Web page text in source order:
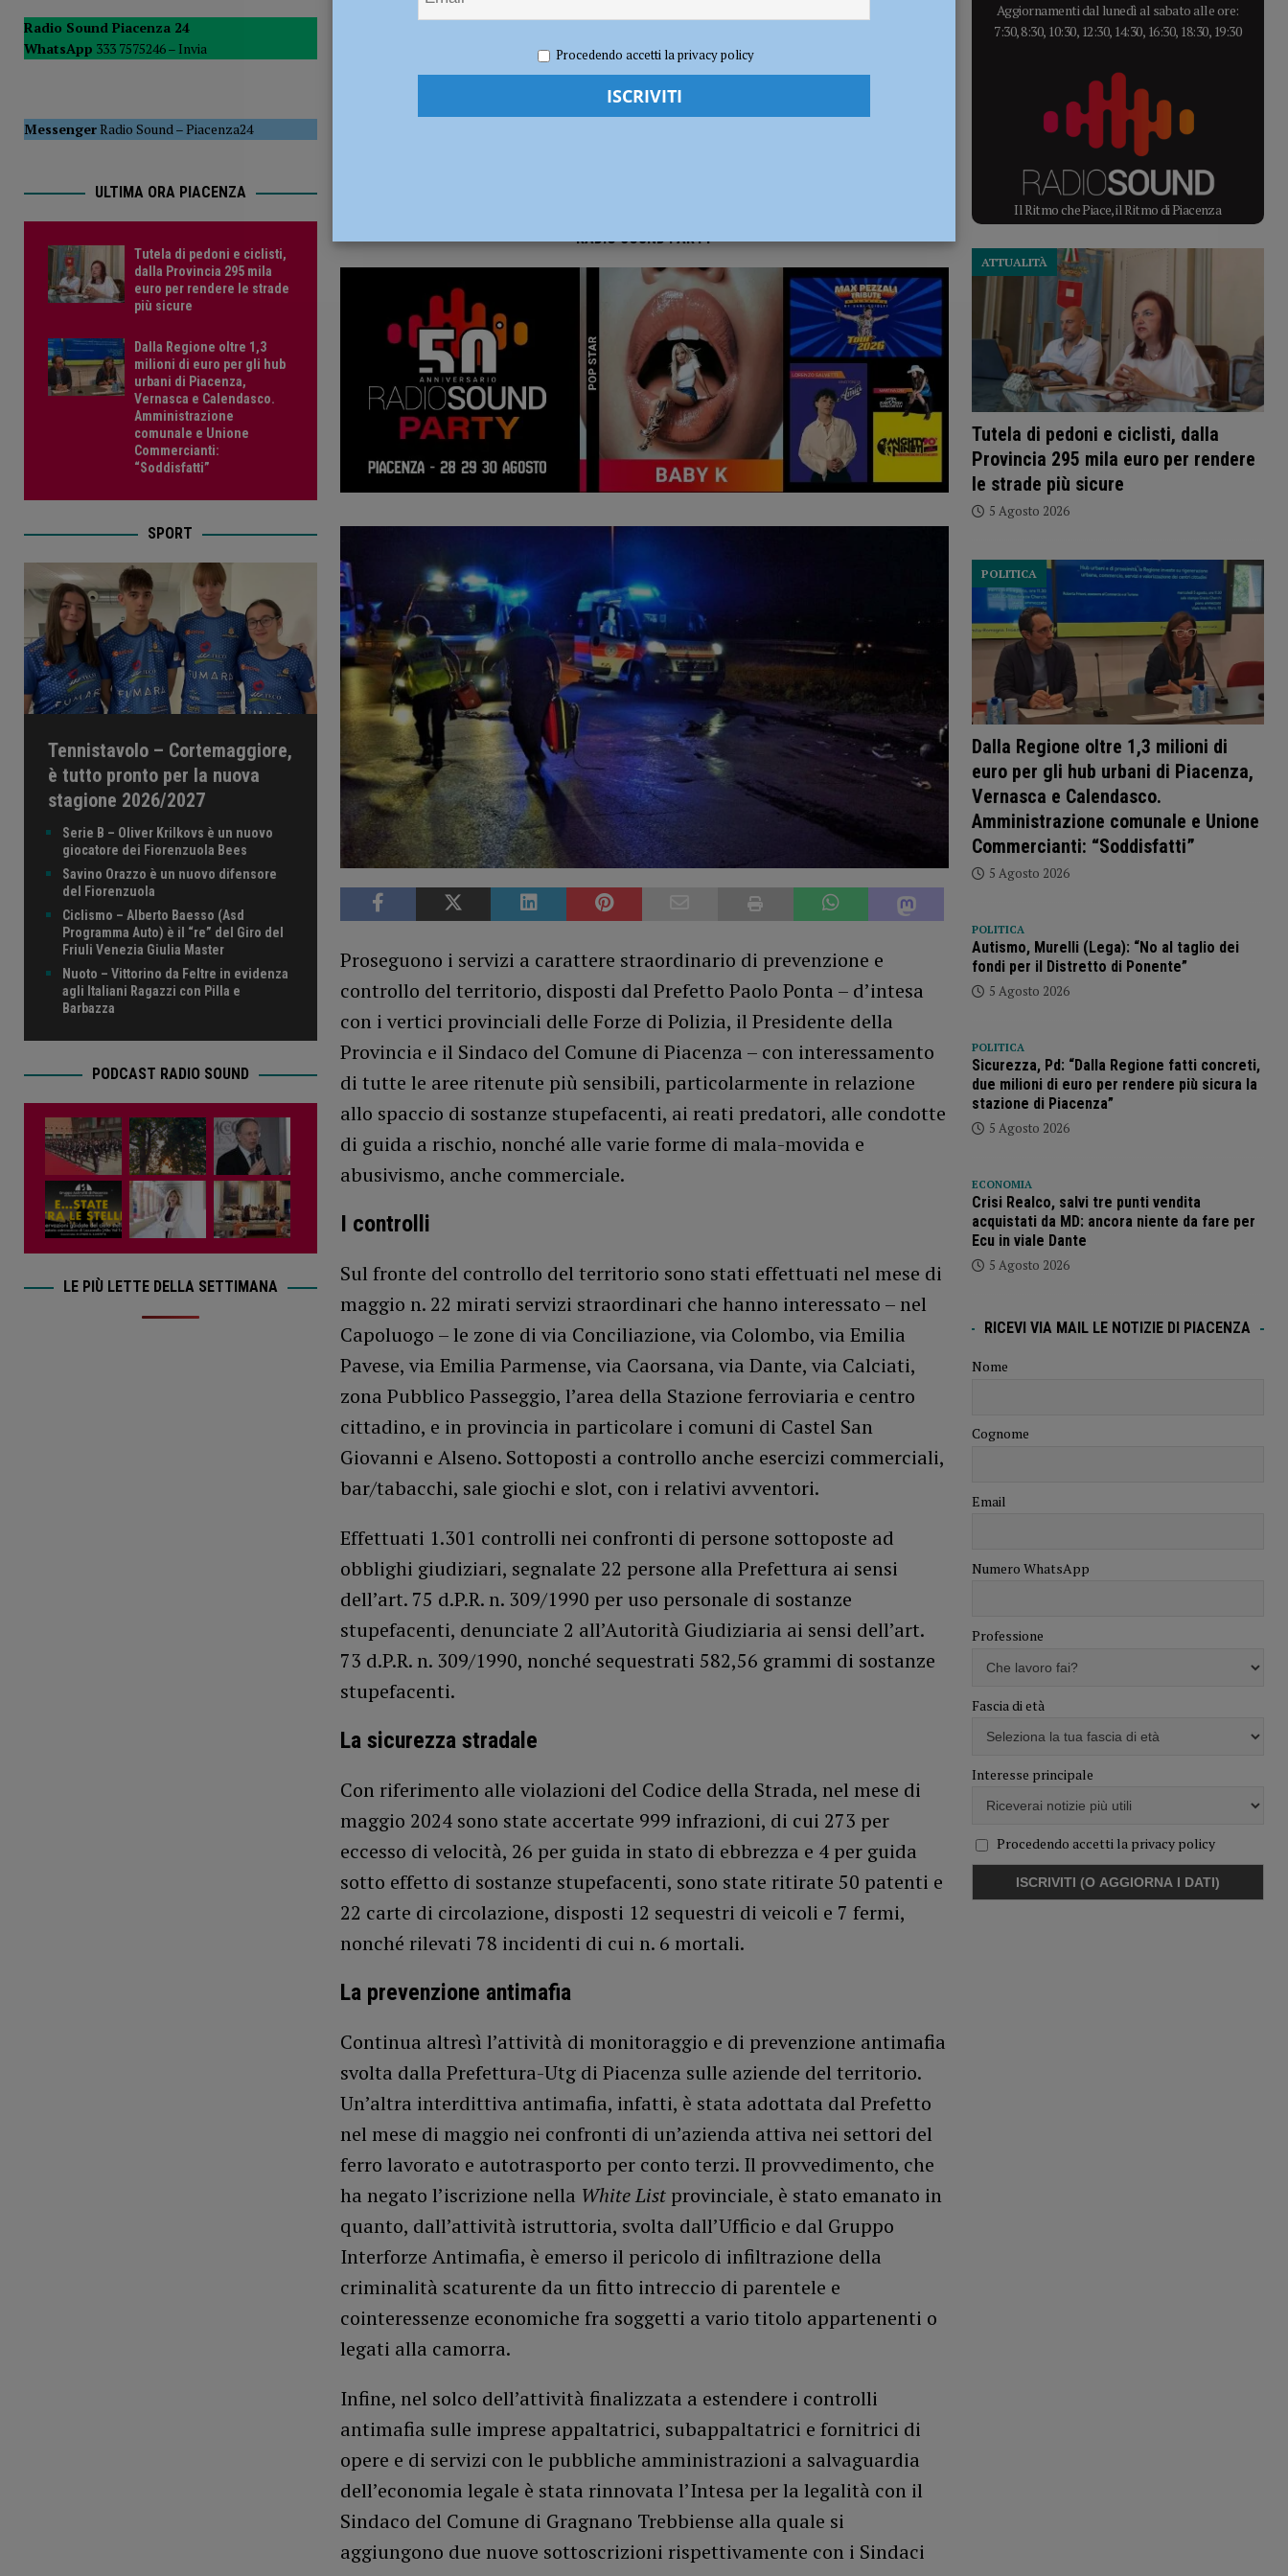
POLITICA
[ 5 Agosto 2026 ] Caldo estremo e asili nido, Tagliaferri (FdI): “Verificare subito la situazione nella provincia di Piacenza”
RADIO SOUND PARTY
Proseguono i servizi a carattere straordinario di prevenzione e
controllo del territorio, disposti dal Prefetto Paolo Ponta – d’intesa
con i vertici provinciali delle Forze di Polizia, il Presidente della
Provincia e il Sindaco del Comune di Piacenza – con interessamento
di tutte le aree ritenute più sensibili, particolarmente in relazione
allo spaccio di sostanze stupefacenti, ai reati predatori, alle condotte
di guida a rischio, nonché alle varie forme di mala-movida e
abusivismo, anche commerciale.
I controlli
Sul fronte del controllo del territorio sono stati effettuati nel mese di
maggio n. 22 mirati servizi straordinari che hanno interessato – nel
Capoluogo – le zone di via Conciliazione, via Colombo, via Emilia
Pavese, via Emilia Parmense, via Caorsana, via Dante, via Calciati,
zona Pubblico Passeggio, l’area della Stazione ferroviaria e centro
cittadino, e in provincia in particolare i comuni di Castel San
Giovanni e Alseno. Sottoposti a controllo anche esercizi commerciali,
bar/tabacchi, sale giochi e slot, con i relativi avventori.
Effettuati 1.301 controlli nei confronti di persone sottoposte ad
obblighi giudiziari, segnalate 22 persone alla Prefettura ai sensi
dell’art. 75 d.P.R. n. 309/1990 per uso personale di sostanze
stupefacenti, denunciate 2 all’Autorità Giudiziaria ai sensi dell’art.
73 d.P.R. n. 309/1990, nonché sequestrati 582,56 grammi di sostanze
stupefacenti.
La sicurezza stradale
Con riferimento alle violazioni del Codice della Strada, nel mese di
maggio 2024 sono state accertate 999 infrazioni, di cui 273 per
eccesso di velocità, 26 per guida in stato di ebbrezza e 4 per guida
sotto effetto di sostanze stupefacenti, sono state ritirate 50 patenti e
22 carte di circolazione, disposti 12 sequestri di veicoli e 7 fermi,
nonché rilevati 78 incidenti di cui n. 6 mortali.
La prevenzione antimafia
Continua altresì l’attività di monitoraggio e di prevenzione antimafia
svolta dalla Prefettura-Utg di Piacenza sulle aziende del territorio.
Un’altra interdittiva antimafia, infatti, è stata adottata dal Prefetto
nel mese di maggio nei confronti di un’azienda attiva nei settori del
ferro lavorato e autotrasporto per conto terzi. Il provvedimento, che
ha negato l’iscrizione nella White Listprovinciale, è stato emanato in
quanto, dall’attività istruttoria, svolta dall’Ufficio e dal Gruppo
Interforze Antimafia, è emerso il pericolo di infiltrazione della
criminalità scaturente da un fitto intreccio di parentele e
cointeressenze economiche fra soggetti a vario titolo appartenenti o
legati alla camorra.
Infine, nel solco dell’attività finalizzata a estendere i controlli
antimafia sulle imprese appaltatrici, subappaltatrici e fornitrici di
opere e di servizi con le pubbliche amministrazioni a salvaguardia
dell’economia legale è stata rinnovata l’Intesa per la legalità con il
Sindaco del Comune di Gragnano Trebbiense alla quale si
aggiungono due nuove sottoscrizioni rispettivamente con i Sindaci
Radio Sound Piacenza 24
WhatsApp 333 7575246 – Invia
MessengerRadio Sound–Piacenza24
ULTIMA ORA PIACENZA
Tutela di pedoni e ciclisti,
dalla Provincia 295 mila
euro per rendere le strade
più sicure
Dalla Regione oltre 1,3
milioni di euro per gli hub
urbani di Piacenza,
Vernasca e Calendasco.
Amministrazione
comunale e Unione
Commercianti:
“Soddisfatti”
SPORT
Tennistavolo – Cortemaggiore,
è tutto pronto per la nuova
stagione 2026/2027
Serie B – Oliver Krilkovs è un nuovo
giocatore dei Fiorenzuola Bees
Savino Orazzo è un nuovo difensore
del Fiorenzuola
Ciclismo – Alberto Baesso (Asd
Programma Auto) è il “re” del Giro del
Friuli Venezia Giulia Master
Nuoto – Vittorino da Feltre in evidenza
agli Italiani Ragazzi con Pilla e
Barbazza
PODCAST RADIO SOUND
LE PIÙ LETTE DELLA SETTIMANA
Aggiornamenti dal lunedì al sabato alle ore:
7:30, 8:30, 10:30, 12:30, 14:30, 16:30, 18:30, 19:30
Il Ritmo che Piace, il Ritmo di Piacenza
Tutela di pedoni e ciclisti, dalla
Provincia 295 mila euro per rendere
le strade più sicure
ATTUALITÀ
5 Agosto 2026
Dalla Regione oltre 1,3 milioni di
euro per gli hub urbani di Piacenza,
Vernasca e Calendasco.
Amministrazione comunale e Unione
Commercianti: “Soddisfatti”
POLITICA
5 Agosto 2026
POLITICA
Autismo, Murelli (Lega): “No al taglio dei
fondi per il Distretto di Ponente”
5 Agosto 2026
POLITICA
Sicurezza, Pd: “Dalla Regione fatti concreti,
due milioni di euro per rendere più sicura la
stazione di Piacenza”
5 Agosto 2026
ECONOMIA
Crisi Realco, salvi tre punti vendita
acquistati da MD: ancora niente da fare per
Ecu in viale Dante
5 Agosto 2026
RICEVI VIA MAIL LE NOTIZIE DI PIACENZA
Nome
Cognome
Email
Numero WhatsApp
Professione
Fascia di età
Interesse principale
Procedendo accetti la privacy policy
Procedendo accetti la privacy policy